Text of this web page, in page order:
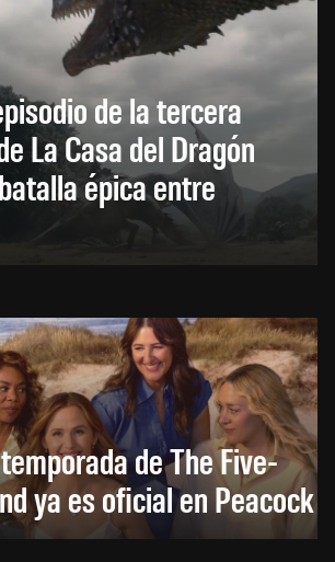
de la tercera
La Casa del Dragón
épica entre
de The Five-
ya es oficial en Peacock